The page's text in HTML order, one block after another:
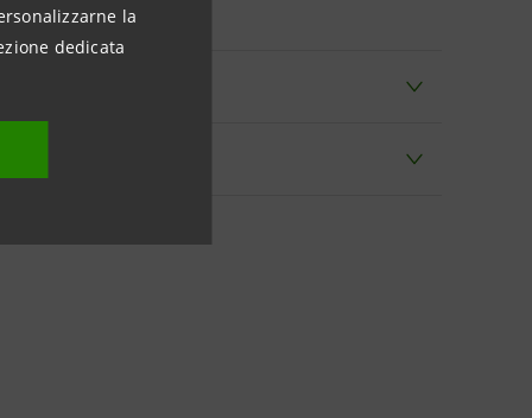
la
dedicata